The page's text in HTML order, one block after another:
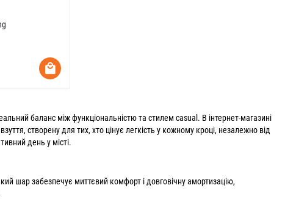
баланс між функціональністю та стилем casual. В інтернет-магазині
створену для тих, хто цінує легкість у кожному кроці, незалежно від
день у місті.
шар забезпечує миттєвий комфорт і довговічну амортизацію,